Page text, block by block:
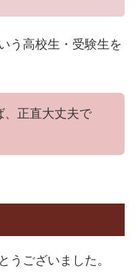
う高校生・受験生を
、正直大丈夫で
うございました。